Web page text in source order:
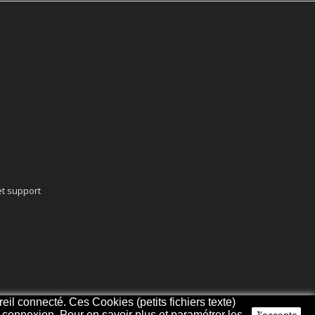
support
connecté. Ces Cookies (petits fichiers texte)